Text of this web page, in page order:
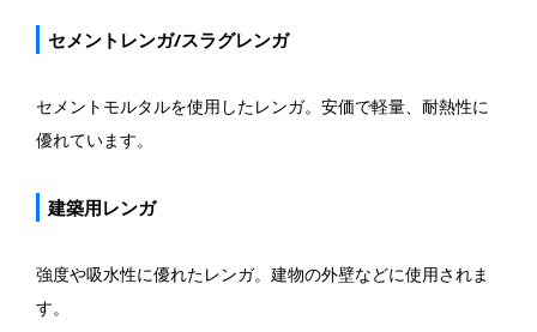
セメントレンガ/スラグレンガ
セメントモルタルを使用したレンガ。安価で軽量、耐熱性に
優れています。
建築用レンガ
強度や吸水性に優れたレンガ。建物の外壁などに使用されま
す。